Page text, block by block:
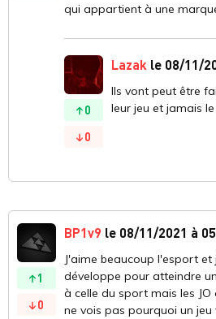
qui appartient à une
0
0
Lazak le 08/11/
Ils vont peut être
leur jeu et jamais
1
0
BP1v9 le 08/11/2021 à
J'aime beaucoup l'esport et
développe pour atteindre
à celle du sport mais les JO
ne vois pas pourquoi un